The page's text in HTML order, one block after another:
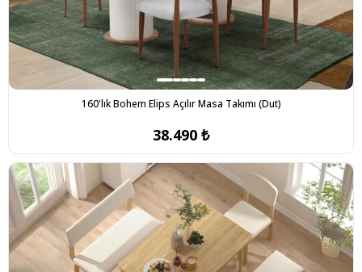
160'lık Bohem Elips Açılır Masa Takımı (Dut)
38.490 ₺